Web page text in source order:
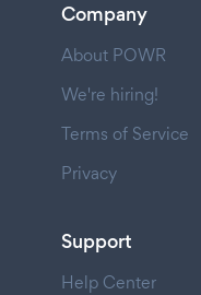
Company
About POWR
We're hiring!
Terms of Service
Privacy
Support
Help Center